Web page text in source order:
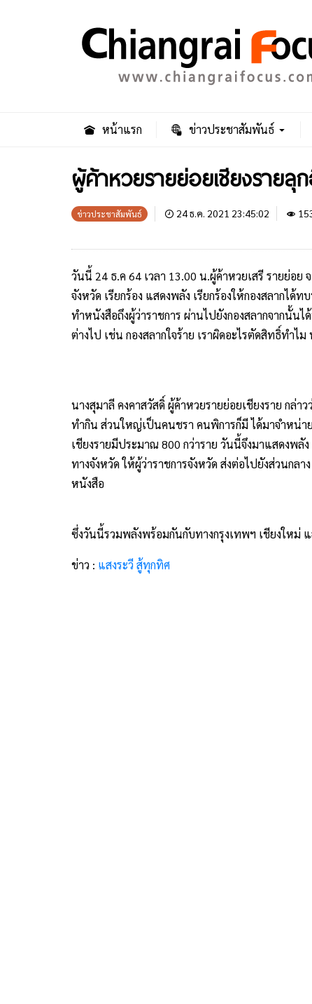
หน้าแรก ข่าวประชาสัมพันธ์
ผู้ค้าหวยรายย่อยเชียงรายลุ
ข่าวประชาสัมพันธ์ 24 ธ.ค. 2021 23:45:02
วันนี้ 24 ธ.ค 64 เวลา 13.00 น.ผู้ค้าหวยเสรี รายย่อย
จังหวัด เรียกร้อง แสดงพลัง เรียกร้องให้กองสลากไ
ทำหนังสือถึงผู้ว่าราชการ ผ่านไปยังกองสลากจากนั้น
ต่างไป เช่น กองสลากใจร้าย เราผิดอะไรตัดสิทธิ์ทำ
นางสุมาลี คงคาสวัสดิ์ ผู้ค้าหวยรายย่อยเชียงราย กล่
ทำกิน ส่วนใหญ่เป็นคนชรา คนพิการก็มี ได้มาจำหน่า
เชียงรายมีประมาณ 800 กว่าราย วันนี้จึงมาแสดงพ
ทางจังหวัด ให้ผู้ว่าราชการจังหวัด ส่งต่อไปยังส่วนกล
หนังสือ
ซึ่งวันนี้รวมพลังพร้อมกันกับทางกรุงเทพฯ เชียงใหม่
ข่าว : แสงระวี สู้ทุกทิศ